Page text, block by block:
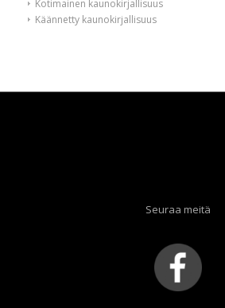
Kotimainen kaunokirjallisuus
Käännetty kaunokirjallisuus
Seuraa meitä